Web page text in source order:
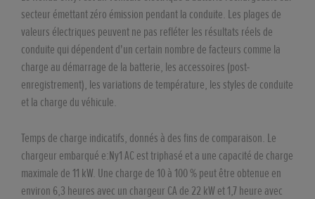
secteur émettant zéro émission pendant la conduite. Les plages de
valeurs électriques peuvent ne pas refléter les résultats réels de
conduite qui dépendent d'un certain nombre de facteurs comme la
charge au démarrage de la batterie, les accessoires (post-
enregistrement), les variations de température, les styles de conduite
et la charge du véhicule.
Temps de charge indicatifs, donnés à des fins de comparaison. Le
chargeur embarqué e:Ny1 AC est triphasé et a une capacité de charge
maximale de 11 kW. Une charge de 10 à 100 % peut être obtenue en
environ 6,3 heures avec un chargeur CA de 22 kW et 1,7 heure avec